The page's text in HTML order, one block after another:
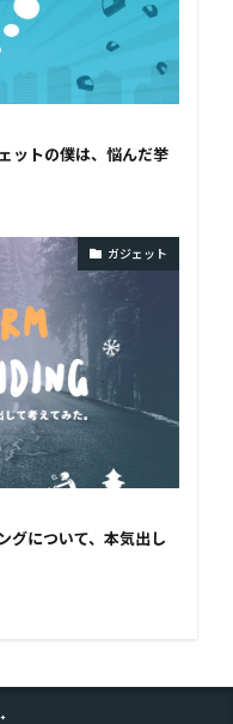
ットの僕は、悩んだ挙
ガジェット
グについて、本気出し